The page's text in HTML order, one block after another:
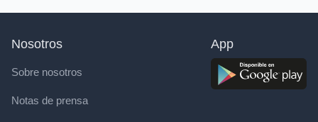
Nosotros
Sobre nosotros
Notas de prensa
App